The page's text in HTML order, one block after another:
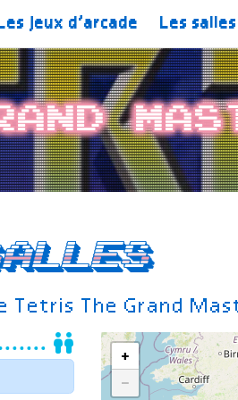
Les jeux d’arcade Les salles
Tetris The Grand
+
−